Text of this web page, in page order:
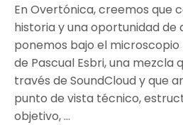
En Overtónica, creemos que
historia y una oportunidad de
ponemos bajo el
de Pascual Esbri, una mezcla
través de SoundCloud y que
punto de vista técnico,
objetivo, ...